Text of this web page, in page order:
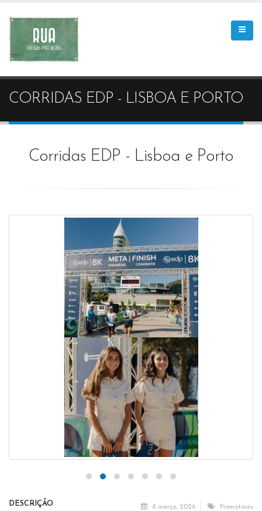
CORRIDAS EDP - LISBOA E PORTO
Corridas EDP - Lisboa e Porto
8 março, 2026 Promotores
DESCRIÇÃO